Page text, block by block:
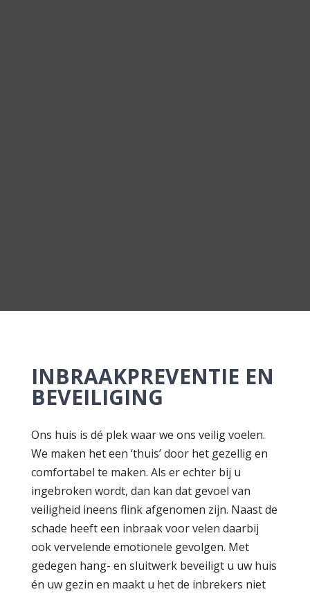
INBRAAKPREVENTIE EN
BEVEILIGING
Ons huis is dé plek waar we ons veilig voelen.
We maken het een ‘thuis’ door het gezellig en
comfortabel te maken. Als er echter bij u
ingebroken wordt, dan kan dat gevoel van
veiligheid ineens flink afgenomen zijn. Naast de
schade heeft een inbraak voor velen daarbij
ook vervelende emotionele gevolgen. Met
gedegen hang- en sluitwerk beveiligt u uw huis
én uw gezin en maakt u het de inbrekers niet